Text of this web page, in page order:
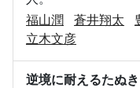
福山潤
蒼井翔太
立木文彦
逆境に耐えるたぬき